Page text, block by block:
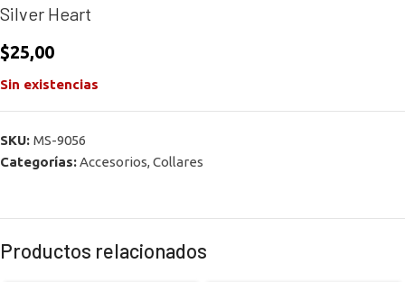
Silver Heart
$25,00
Sin existencias
SKU: MS-9056
Categorías:Accesorios, Collares
Productos relacionados